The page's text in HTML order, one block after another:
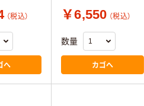
（税込）
へ
￥6,550 （税込）
数量
カゴへ